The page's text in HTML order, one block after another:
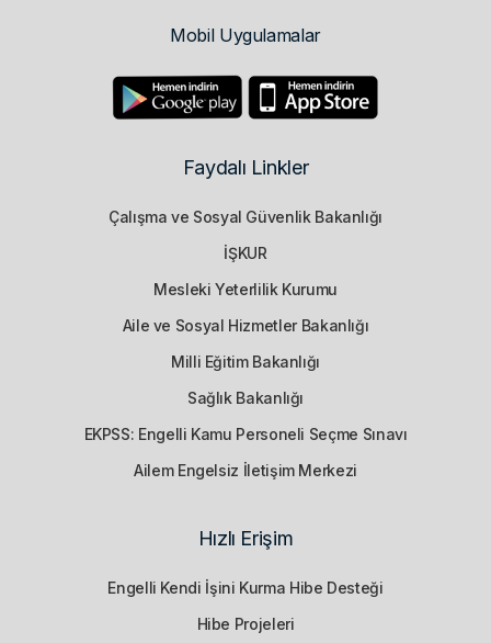
Mobil Uygulamalar
Faydalı Linkler
Çalışma ve Sosyal Güvenlik Bakanlığı
İŞKUR
Mesleki Yeterlilik Kurumu
Aile ve Sosyal Hizmetler Bakanlığı
Milli Eğitim Bakanlığı
Sağlık Bakanlığı
EKPSS: Engelli Kamu Personeli Seçme Sınavı
Ailem Engelsiz İletişim Merkezi
Hızlı Erişim
Engelli Kendi İşini Kurma Hibe Desteği
Hibe Projeleri